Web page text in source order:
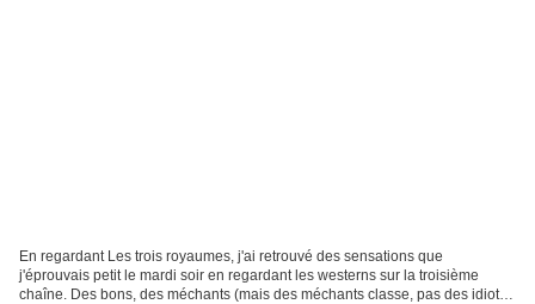
En regardant Les trois royaumes, j'ai retrouvé des sensations que
j'éprouvais petit le mardi soir en regardant les westerns sur la troisième
chaîne. Des bons, des méchants (mais des méchants classe, pas des idiots